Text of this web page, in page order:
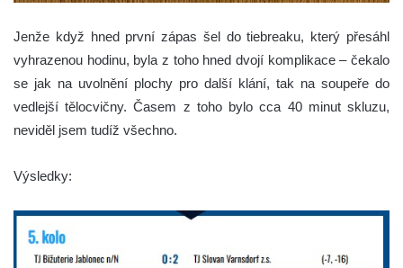
Jenže když hned první zápas šel do tiebreaku, který přesáhl
vyhrazenou hodinu, byla z toho hned dvojí komplikace – čekalo
se jak na uvolnění plochy pro další klání, tak na soupeře do
vedlejší tělocvičny. Časem z toho bylo cca 40 minut skluzu,
neviděl jsem tudíž všechno.
Výsledky: